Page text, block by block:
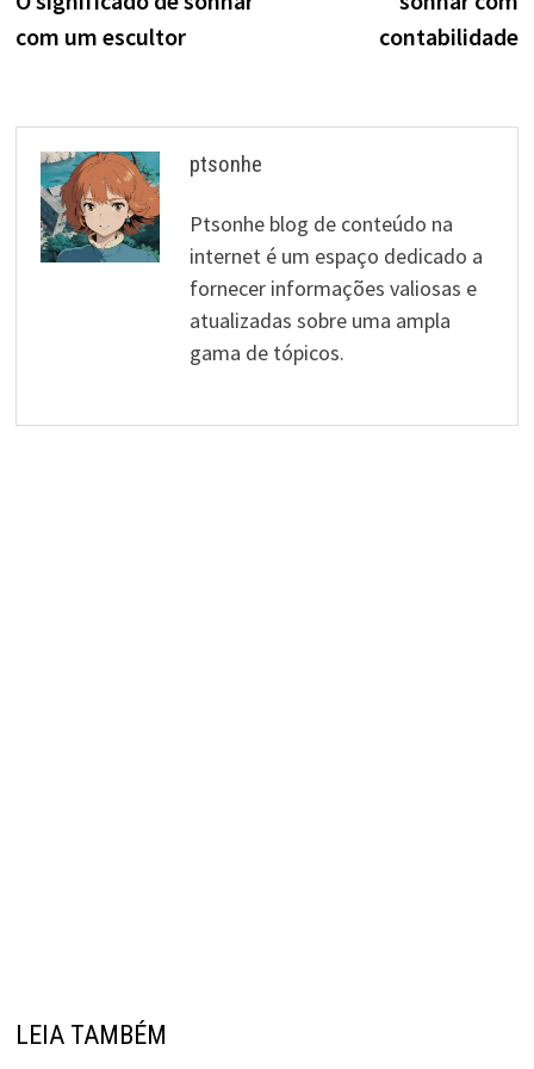
de
com um escultor
contabilidade
ptsonhe
Ptsonhe blog de conteúdo na
internet é um espaço dedicado a
fornecer informações valiosas e
atualizadas sobre uma ampla
gama de tópicos.
LEIA TAMBÉM